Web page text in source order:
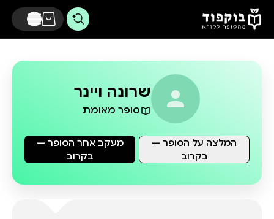
דלג לתוכן הראשי
שרונה ויינר
סופר מאומת
מעקב אחר הסופר —
בקרוב
המלצה על הסופר —
בקרוב